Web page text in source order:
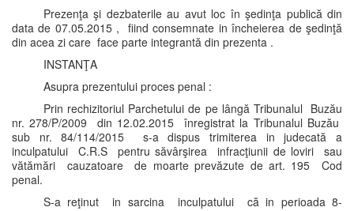
Prezenţa şi dezbaterile au avut loc în şedinţa publică din
data de 07.05.2015 , fiind consemnate in încheierea de şedinţă
din acea zi care face parte integrantă din prezenta .
INSTANŢA
Asupra prezentului proces penal :
Prin rechizitoriul Parchetului de pe lângă Tribunalul Buzău
nr. 278/P/2009 din 12.02.2015 înregistrat la Tribunalul Buzău
sub nr. 84/114/2015 s-a dispus trimiterea in judecată a
inculpatului C.R.S pentru săvârşirea infracţiunii de loviri sau
vătămări cauzatoare de moarte prevăzute de art. 195 Cod
penal.
S-a reţinut in sarcina inculpatului că in perioada 8-